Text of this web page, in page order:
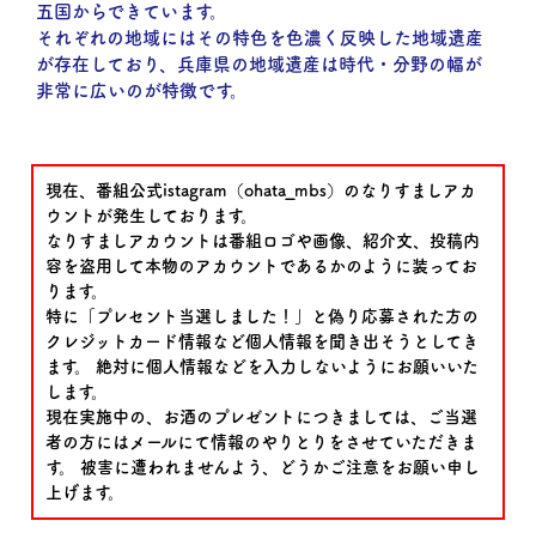
五国からできています。
それぞれの地域にはその特色を色濃く反映した地域遺産
が存在しており、兵庫県の地域遺産は時代・分野の幅が
非常に広いのが特徴です。
現在、番組公式istagram（ohata_mbs）のなりすましアカ
ウントが発生しております。
なりすましアカウントは番組ロゴや画像、紹介文、投稿内
容を盗用して本物のアカウントであるかのように装ってお
ります。
特に「プレセント当選しました！」と偽り応募された方の
クレジットカード情報など個人情報を聞き出そうとしてき
ます。 絶対に個人情報などを入力しないようにお願いいた
します。
現在実施中の、お酒のプレゼントにつきましては、ご当選
者の方にはメールにて情報のやりとりをさせていただきま
す。 被害に遭われませんよう、どうかご注意をお願い申し
上げます。